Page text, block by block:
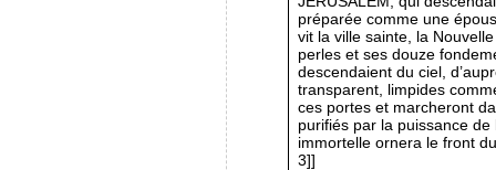
préparée comme une
vit la ville sainte, la
perles et ses douze
descendaient du ciel,
transparent, limpides
ces portes et marcheront
purifiés par la puissance
immortelle ornera le front
3]]